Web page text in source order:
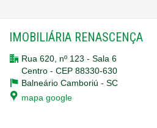
IMOBILIÁRIA RENASCENÇA
Rua 620, nº 123 - Sala 6
Centro - CEP 88330-630
Balneário Camboriú - SC
mapa google